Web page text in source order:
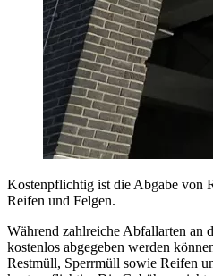
Kostenpflichtig ist die Abgabe von
Reifen und Felgen.
Während zahlreiche Abfallarten an
kostenlos abgegeben werden
Restmüll, Sperrmüll sowie Reifen